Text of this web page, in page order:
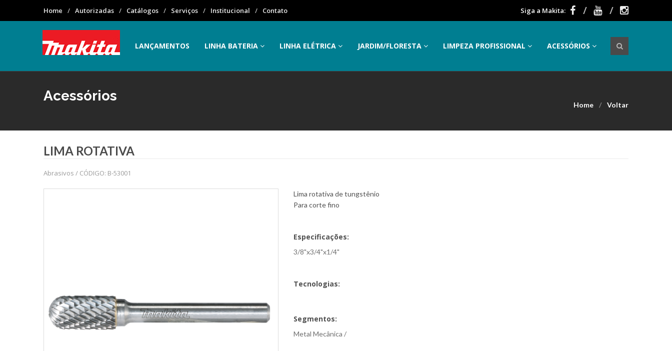
Home Autorizadas Catálogos Serviços Institucional Contato Siga a Makita:
LANÇAMENTOS LINHA BATERIA LINHA ELÉTRICA JARDIM/FLORESTA LIMPEZA PROFISSIONAL ACESSÓRIOS
Acessórios
Home Voltar
LIMA ROTATIVA
Abrasivos / CÓDIGO: B-53001
Lima rotativa de tungstênio
Para corte fino
Especificações:
3/8"x3/4"x1/4"
Tecnologias:
Segmentos:
Metal Mecânica /